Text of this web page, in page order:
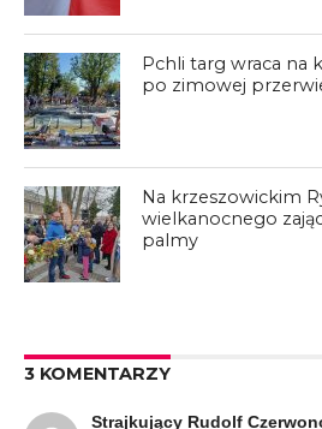
Pchli targ wraca na
po zimowej
Na krzeszowickim
wielkanocnego
palmy
3 KOMENTARZY
Strajkujący Rudolf